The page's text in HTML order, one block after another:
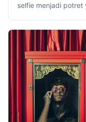
selfie menjadi potret